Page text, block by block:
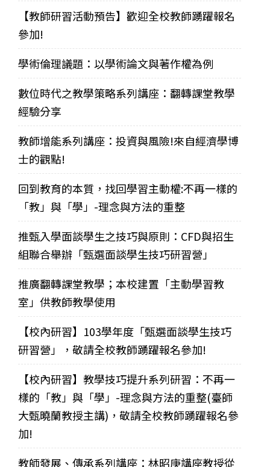
【教師研習活動預告】歡迎全校教師踴躍報名
參加!
學術倫理議題：以學術論文與著作權為例
數位時代之教學策略系列講座：翻轉課堂教學
經驗分享
教師增能系列講座：投資與風險!來自經濟學博
士的觀點!
回到教育的本質，找回學習主動權:不再一樣的
「教」與「學」-理念與方法的重整
推甄入學面談學生之技巧與原則：CFD與招生
組聯合舉辦「甄選面談學生技巧研習營」
推廣翻轉課堂教學；本校建置「主動學習教
室」供教師教學使用
【校內研習】103學年度「甄選面談學生技巧
研習營」，敬請全校教師踴躍報名參加!
【校內研習】教學技巧提升系列研習：不再一
樣的「教」與「學」-理念與方法的重整(臺師
大甄曉蘭教授主講)，敬請全校教師踴躍報名參
加!
教師發展、傳承系列講座：林昭庚講座教授從